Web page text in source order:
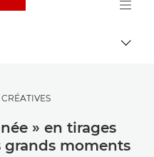
Canon Logo, back to
» en tirages
grands moments